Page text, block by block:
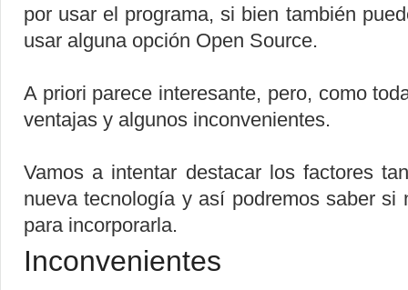
por usar el programa, si bien también
usar alguna opción Open Source.
A priori parece interesante, pero, como
ventajas y algunos inconvenientes.
Vamos a intentar destacar los factores
nueva tecnología y así podremos saber si
para incorporarla.
Inconvenientes